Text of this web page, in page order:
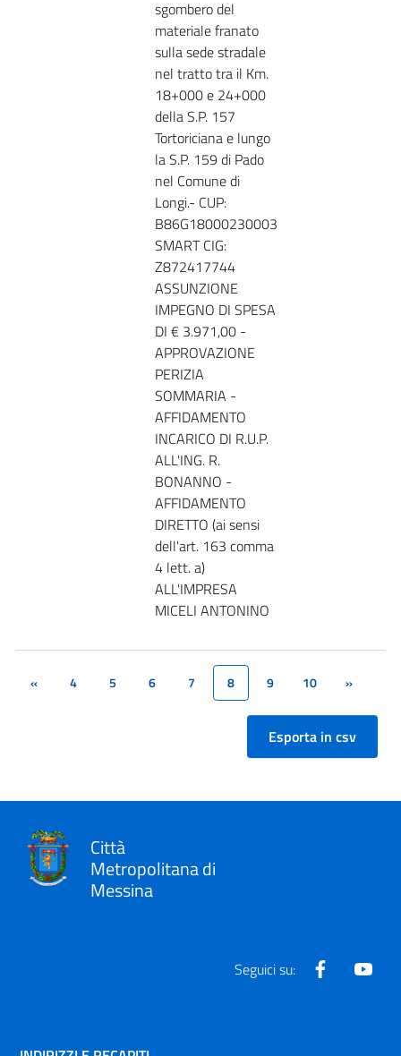
sgombero del
materiale franato
sulla sede stradale
nel tratto tra il Km.
18+000 e 24+000
della S.P. 157
Tortoriciana e lungo
la S.P. 159 di Pado
nel Comune di
Longi.- CUP:
B86G18000230003
SMART CIG:
Z872417744
ASSUNZIONE
IMPEGNO DI SPESA
DI € 3.971,00 -
APPROVAZIONE
PERIZIA
SOMMARIA -
AFFIDAMENTO
INCARICO DI R.U.P.
ALL'ING. R.
BONANNO -
AFFIDAMENTO
DIRETTO (ai sensi
dell'art. 163 comma
4 lett. a)
ALL'IMPRESA
MICELI ANTONINO
« 4 5 6 7 8(current)
9 10 »
Città
Metropolitana di
Messina
Seguici su: Facebook